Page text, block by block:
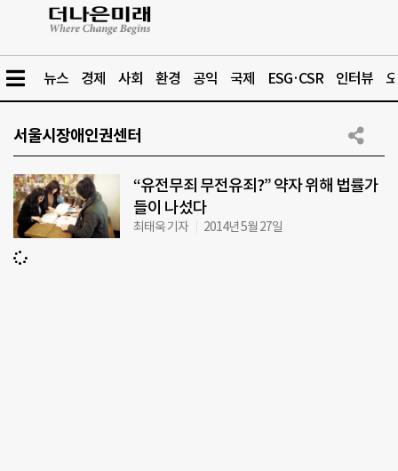
뉴스 경제 사회 환경 공익 국제 ESG·CSR 인터뷰
서울시장애인권센터
“유전무죄 무전유죄?” 약자 위해 법률가
들이 나섰다
최태욱 기자 2014년 5월 27일